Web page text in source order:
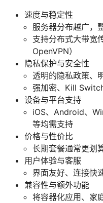
速度与稳定性
服务器分布越广，
支持分布式大带宽
OpenVPN）
隐私保护与安全性
透明的隐私政策、
强加密、Kill
设备与平台支持
iOS、Android、
等均需支持
价格与性价比
长期套餐通常更划
用户体验与客服
界面友好、连接快
兼容性与额外功能
将容器化应用、家